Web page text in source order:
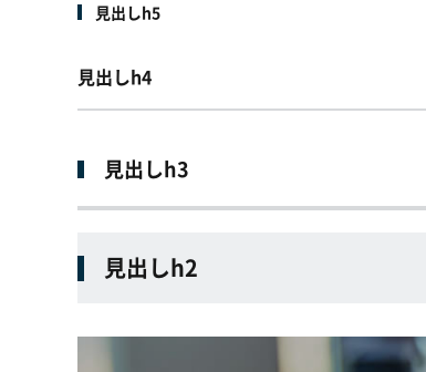
見出しh5
見出しh4
見出しh3
見出しh2